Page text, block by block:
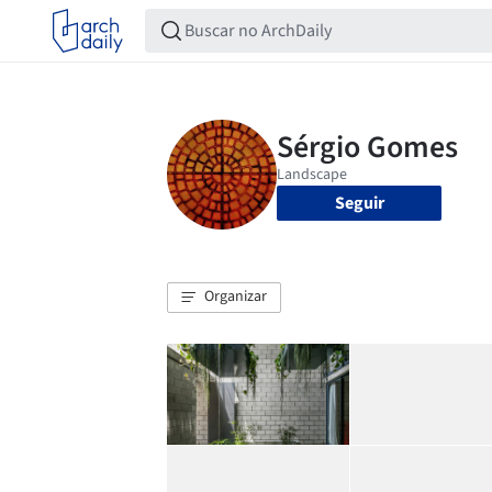
Seguir
Organizar